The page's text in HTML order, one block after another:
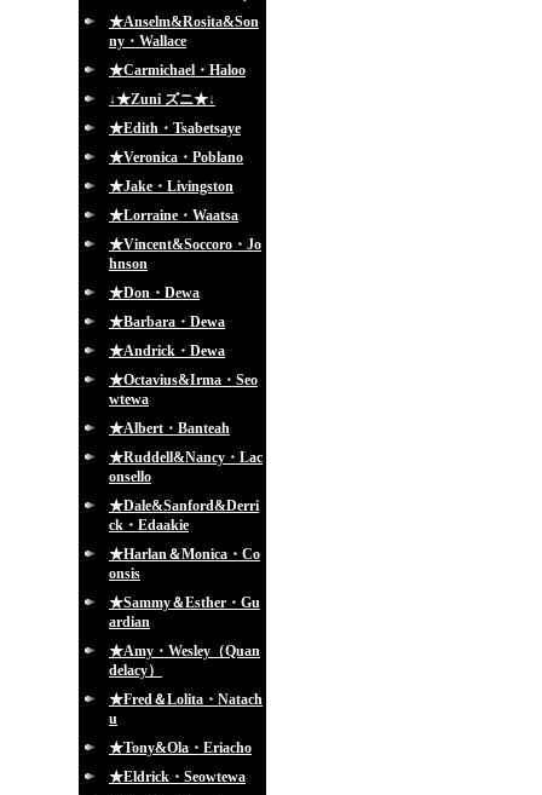
★Anselm&Rosita&Son
ny・Wallace
★Carmichael・Haloo
↓★Zuni ズニ★↓
★Edith・Tsabetsaye
★Veronica・Poblano
★Jake・Livingston
★Lorraine・Waatsa
★Vincent&Soccoro・Jo
hnson
★Don・Dewa
★Barbara・Dewa
★Andrick・Dewa
★Octavius&Irma・Seo
wtewa
★Albert・Banteah
★Ruddell&Nancy・Lac
onsello
★Dale&Sanford&Derri
ck・Edaakie
★Harlan＆Monica・Co
onsis
★Sammy＆Esther・Gu
ardian
★Amy・Wesley（Quan
delacy）
★Fred＆Lolita・Natach
u
★Tony&Ola・Eriacho
★Eldrick・Seowtewa